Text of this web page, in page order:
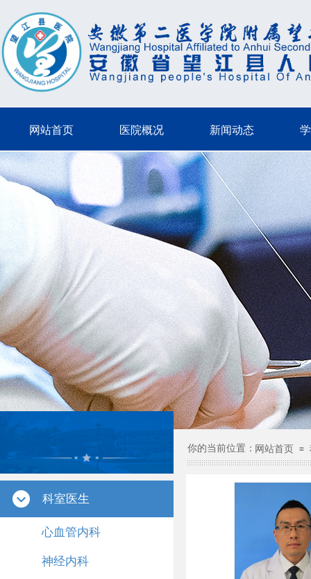
网站首页 医院概况 新闻动态
科室医生
你的当前位置： 网站首页 ≡
科室医生
心血管内科
神经内科